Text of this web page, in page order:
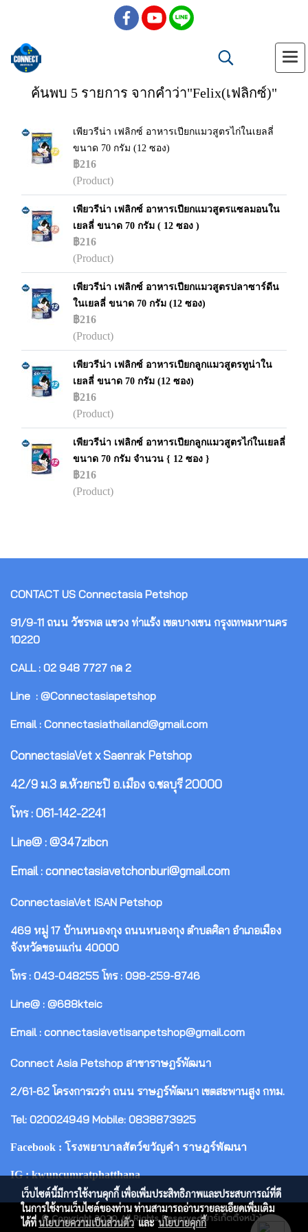
ค้นพบ 5 รายการ จากคำว่า"Felix(เฟลิกซ์)"
เพียวรีน่า เฟลิกซ์ อาหารเปียกแมวสูตรไก่ในเยลลี่
ขนาด 70 กรัม (12 ซอง)
฿216
(Product)
เพียวรีน่า เฟลิกซ์ อาหารเปียกแมวสูตรแซลมอนใน
เยลลี่ ขนาด 70 กรัม ( 12 ซอง )
฿216
(Product)
เพียวรีน่า เฟลิกซ์ อาหารเปียกแมวสูตรปลาซาร์ดีน
ในเยลลี่ ขนาด 70 กรัม (12 ซอง)
฿216
(Product)
เพียวรีน่า เฟลิกซ์ อาหารเปียกลูกแมวสูตรทูน่าใน
เยลลี่ ขนาด 70 กรัม (12 ซอง)
฿216
(Product)
เพียวรีน่า เฟลิกซ์ อาหารเปียกลูกแมวสูตรไก่ในเยลลี่
ขนาด 70 กรัม จำนวน { 12 ซอง }
฿216
(Product)
CONTACT US Connectasia Petshop
91/9-11 ถนน วัชรพล แขวง ท่าแร้ง เขตบางเขน กรุงเทพมหานคร
10220
CALL : 02 948 7727 กด 2
Line : @Connectasiapetshop
Email : Connectasiathailand@gmail.com
ConnectasiaVet x Saenrak Petshop
42/9 ม.3 ต.ห้วยกะปิ อ.เมือง จ.ชลบุรี 20000
โทร : 061-142-2241
Line@ : @347zibcn
Email : connectasiavetchonburi@gmail.com
ConnectasiaVet ISAN Petshop
469 หมู่ 17 บ้านหนองกุง ถนนหนองกุง ตำบลศิลา อำเภอเมือง
จังหวัดขอนแก่น 40000
โทร : 043-048255 โทร : 098-259-8746
Line@ : @688kteic
Email : connectasiavetisanpetshop@gmail.com
Connect Asia Petshop สาขาราษฎร์พัฒนา
2/61-62 โครงการเวร่า ถนน ราษฎร์พัฒนา เขตสะพานสูง กทม.
Tel: 020024949 Mobile: 0838873925
Facebook : โรงพยาบาลสัตว์ขวัญคำ ราษฎร์พัฒนา
IG : kwuncumratphatthana
© Copyright 2020 All Rights Reserved.มาร์เก็ตติ้งหน้าใส
เว็บไซต์นี้มีการใช้งานคุกกี้ เพื่อเพิ่มประสิทธิภาพและประสบการณ์ที่ดี
ในการใช้งานเว็บไซต์ของท่าน ท่านสามารถอ่านรายละเอียดเพิ่มเติม
ได้ที่นโยบายความเป็นส่วนตัวและนโยบายคุกกี้